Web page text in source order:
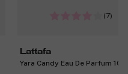
(7)
Lattafa
Yara Candy Eau De Parfum